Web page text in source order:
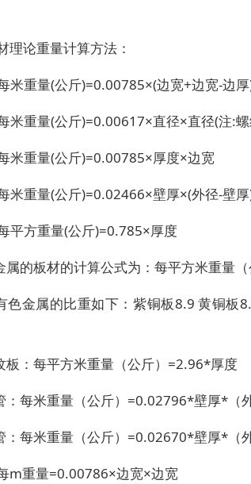
理论重量计算方法：
米重量(公斤)=0.00785×(边宽+边宽-边
米重量(公斤)=0.00617×直径×直径(注:
米重量(公斤)=0.00785×厚度×边宽
米重量(公斤)=0.02466×壁厚×(外径-壁
平方重量(公斤)=0.785×厚度
属的板材的计算公式为：每平方米重量
色金属的比重如下：紫铜板8.9 黄铜板
板：每平方米重量（公斤）=2.96*厚度
每米重量（公斤）=0.02796*壁厚*（外
每米重量（公斤）=0.02670*壁厚*（外
m重量=0.00786×边宽×边宽